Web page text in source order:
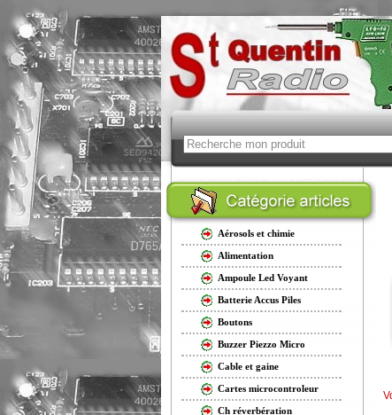
Aérosols et chimie
Alimentation
Ampoule Led Voyant
Batterie Accus Piles
Boutons
Buzzer Piezzo Micro
Cable et gaine
Cartes microcontroleur
Ch réverbération